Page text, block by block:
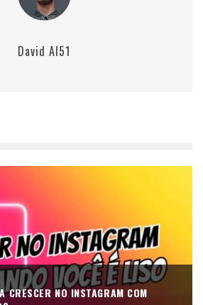
David AI51
CRESCER NO INSTAGRAM COM